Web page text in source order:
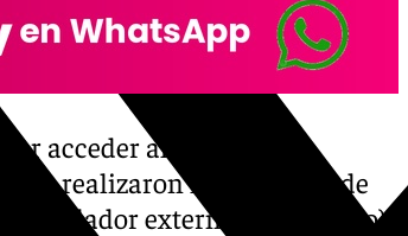
acceder al interior del
y le realizaron la maniobra de
externo automático) y